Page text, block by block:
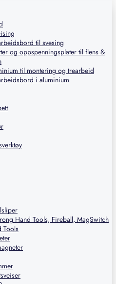
til svesing
og oppspenningsplater til flens &
til montering og trearbeid
i aluminium
Hand Tools, Fireball, MagSwitch
Tools